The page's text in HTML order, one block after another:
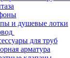
и душевые лотки
для труб
арматура